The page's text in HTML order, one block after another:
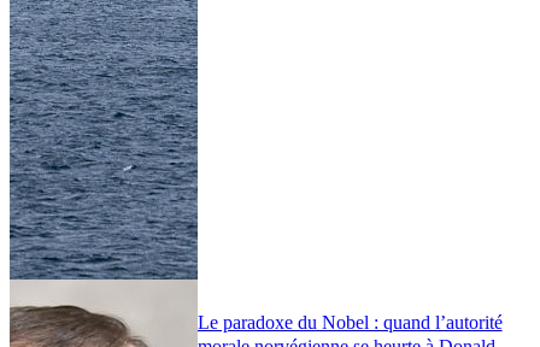
Le paradoxe du Nobel : quand l’autorité